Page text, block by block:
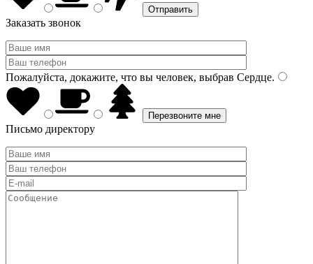
Заказать звонок
Пожалуйста, докажите, что вы человек, выбрав Сердце.
Письмо директору